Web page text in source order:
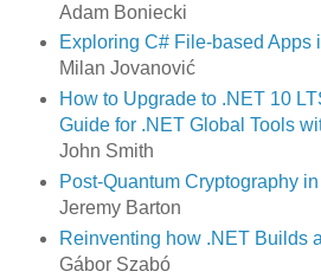
Adam Boniecki
Exploring C# File-based Apps
Milan Jovanović
How to Upgrade to .NET 10
Guide for .NET Global Tools
John Smith
Post-Quantum Cryptography
Jeremy Barton
Reinventing how .NET Builds
Gábor Szabó